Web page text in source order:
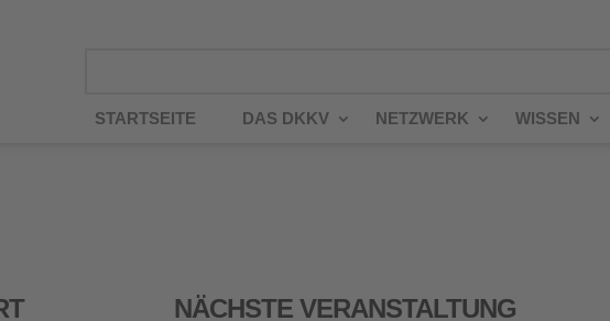
STARTSEITE DAS DKKV NETZWERK WISSEN
NÄCHSTE VERANSTALTUNG